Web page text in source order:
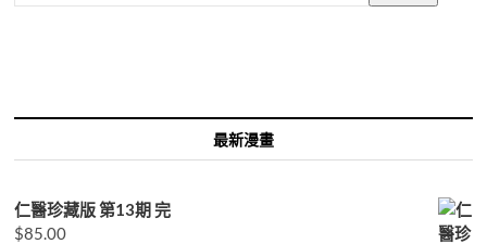
最新漫畫
仁醫珍藏版 第13期 完
$85.00